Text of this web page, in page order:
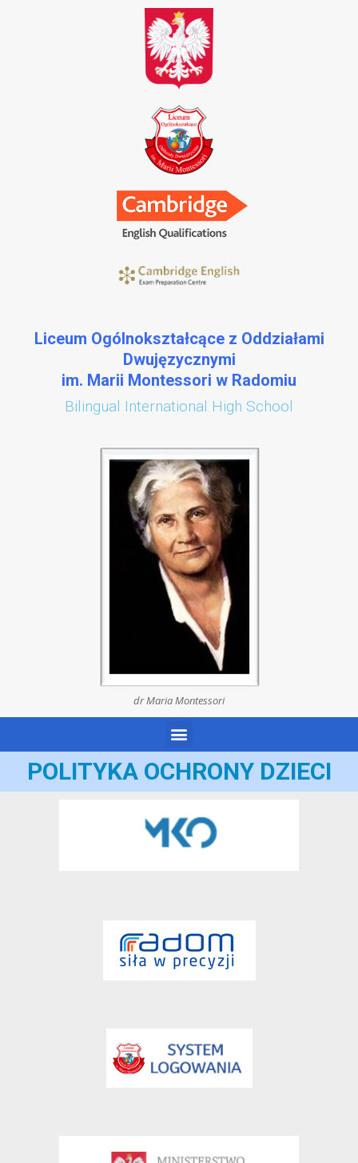
Liceum Ogólnokształcące z Oddziałami
Dwujęzycznymi
im. Marii Montessori w Radomiu
Bilingual International High School
dr Maria Montessori
POLITYKA OCHRONY DZIECI